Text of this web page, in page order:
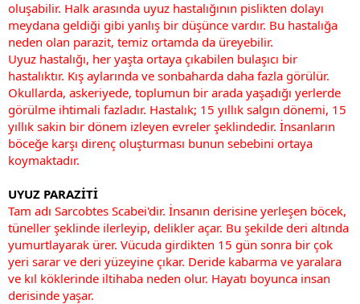
oluşabilir. Halk arasında uyuz hastalığının pislikten dolayı
meydana geldiği gibi yanlış bir düşünce vardır. Bu hastalığa
neden olan parazit, temiz ortamda da üreyebilir.
Uyuz hastalığı, her yaşta ortaya çıkabilen bulaşıcı bir
hastalıktır. Kış aylarında ve sonbaharda daha fazla görülür.
Okullarda, askeriyede, toplumun bir arada yaşadığı yerlerde
görülme ihtimali fazladır. Hastalık; 15 yıllık salgın dönemi, 15
yıllık sakin bir dönem izleyen evreler şeklindedir. İnsanların
böceğe karşı direnç oluşturması bunun sebebini ortaya
koymaktadır.
UYUZ PARAZİTİ
Tam adı Sarcobtes Scabei'dir. İnsanın derisine yerleşen böcek,
tüneller şeklinde ilerleyip, delikler açar. Bu şekilde deri altında
yumurtlayarak ürer. Vücuda girdikten 15 gün sonra bir çok
yeri sarar ve deri yüzeyine çıkar. Deride kabarma ve yaralara
ve kıl köklerinde iltihaba neden olur. Hayatı boyunca insan
derisinde yaşar.